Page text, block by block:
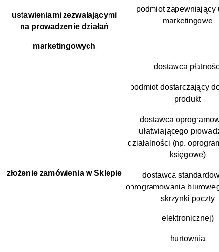
ustawieniami zezwalającymi
na prowadzenie działań
marketingowych
podmiot zapewniający
marketingowe
złożenie zamówienia w Sklepie
dostawca
podmiot dostarczający
produkt
dostawca
ułatwiającego
działalności (np.
księgowe)
dostawca
oprogramowania
skrzynki poczty
elektronicznej)
hurtownia